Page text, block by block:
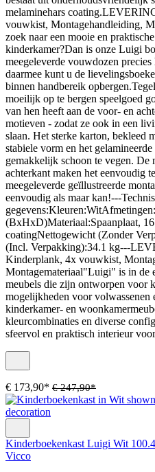
melaminehars
vouwkist, Montagehandleiding,
zoek naar een mooie en
kinderkamer?Dan is onze Luigi
meegeleverde vouwdozen
daarmee kunt u de
binnen handbereik
moeilijk op te bergen speelgoed
van hen heeft aan de voor- en
motieven - zodat ze ook in een
slaan. Het sterke karton, bekleed
stabiele vorm en het
gemakkelijk schoon te vegen. De
achterkant maken het eenvoudig
meegeleverde geïllustreerde
eenvoudig als maar kan!---
(BxHxD)Materiaal:Spaanplaat,
coatingNettogewicht (Zonder
(Incl. Verpakking):34.1 kg---
Kinderplank, 4x vouwkist,
Montagemateriaal"Luigi" is in de
meubels die zijn ontworpen voor
mogelijkheden voor volwassenen
kinderkamer- en
kleurcombinaties en diverse
sfeervol en praktisch interieur
€ 173,90* € 247,90*
Kinderboekenkast Luigi Wit
Vicco